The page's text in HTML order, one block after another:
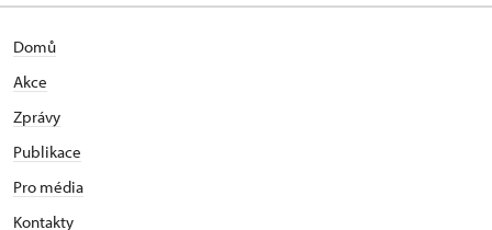
Domů
Akce
Zprávy
Publikace
Pro média
Kontakty